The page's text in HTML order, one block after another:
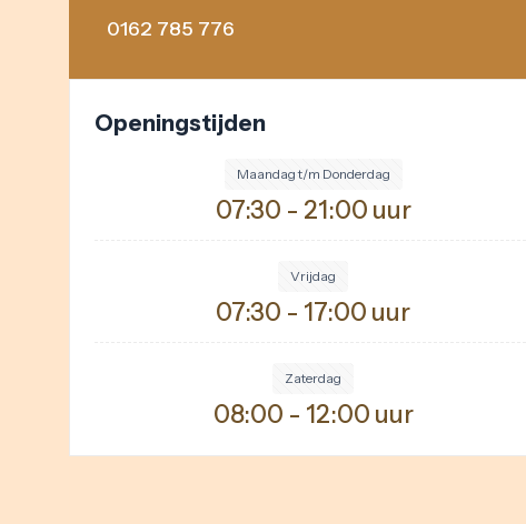
0162 785 776
Openingstijden
Maandag t/m Donderdag
07:30 - 21:00 uur
Vrijdag
07:30 - 17:00 uur
Zaterdag
08:00 - 12:00 uur